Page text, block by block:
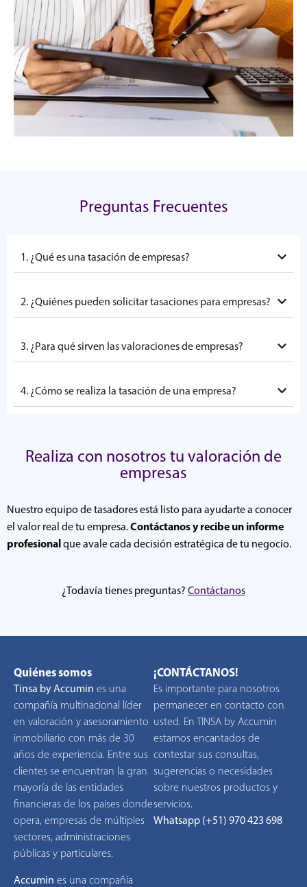
Preguntas Frecuentes
1. ¿Qué es una tasación de empresas?
2. ¿Quiénes pueden solicitar tasaciones para empresas?
3. ¿Para qué sirven las valoraciones de empresas?
4. ¿Cómo se realiza la tasación de una empresa?
Realiza con nosotros tu valoración de
empresas
Nuestro equipo de tasadores está listo para ayudarte a conocer
el valor real de tu empresa.Contáctanos y recibe un informe
profesionalque avale cada decisión estratégica de tu negocio.
¿Todavía tienes preguntas? Contáctanos
Quiénes somos
Tinsa by Accumin es una
compañía multinacional líder
en valoración y asesoramiento
inmobiliario con más de 30
años de experiencia. Entre sus
clientes se encuentran la gran
mayoría de las entidades
financieras de los países donde
opera, empresas de múltiples
sectores, administraciones
públicas y particulares.
Accumin es una compañía
¡CONTÁCTANOS!
Es importante para nosotros
permanecer en contacto con
usted. En TINSA by Accumin
estamos encantados de
contestar sus consultas,
sugerencias o necesidades
sobre nuestros productos y
servicios.
Whatsapp (+51) 970 423 698